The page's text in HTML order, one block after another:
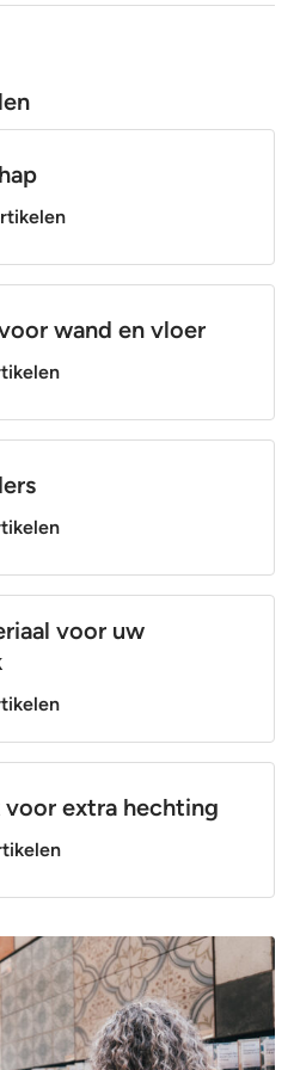
wand en vloer
voor uw
extra hechting